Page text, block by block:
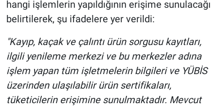
hangi işlemlerin yapıldığının erişime sunulacağı
belirtilerek, şu ifadelere yer verildi:
"Kayıp, kaçak ve çalıntı ürün sorgusu kayıtları,
ilgili yenileme merkezi ve bu merkezler adına
işlem yapan tüm işletmelerin bilgileri ve YÜBİS
üzerinden ulaşılabilir ürün sertifikaları,
tüketicilerin erişimine sunulmaktadır. Mevcut